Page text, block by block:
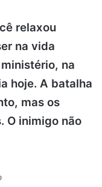
relaxou
na vida
na
hoje. A batalha
mas os
O inimigo não